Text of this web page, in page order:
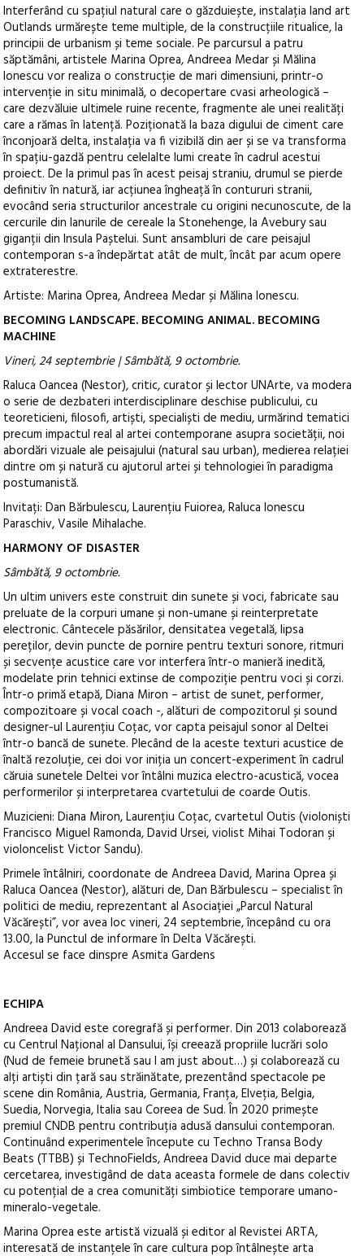
Interferând cu spațiul natural care o găzduiește, instalația land art
Outlands urmărește teme multiple, de la construcțiile ritualice, la
principii de urbanism și teme sociale. Pe parcursul a patru
săptămâni, artistele Marina Oprea, Andreea Medar și Mălina
Ionescu vor realiza o construcție de mari dimensiuni, printr-o
intervenție in situ minimală, o decopertare cvasi arheologică –
care dezvăluie ultimele ruine recente, fragmente ale unei realități
care a rămas în latență. Poziționată la baza digului de ciment care
înconjoară delta, instalația va fi vizibilă din aer și se va transforma
în spațiu-gazdă pentru celelalte lumi create în cadrul acestui
proiect. De la primul pas în acest peisaj straniu, drumul se pierde
definitiv în natură, iar acțiunea îngheață în contururi stranii,
evocând seria structurilor ancestrale cu origini necunoscute, de la
cercurile din lanurile de cereale la Stonehenge, la Avebury sau
giganții din Insula Paștelui. Sunt ansambluri de care peisajul
contemporan s-a îndepărtat atât de mult, încât par acum opere
extraterestre.
Artiste: Marina Oprea, Andreea Medar și Mălina Ionescu.
BECOMING LANDSCAPE. BECOMING ANIMAL. BECOMING
MACHINE
Vineri, 24 septembrie | Sâmbătă, 9 octombrie.
Raluca Oancea (Nestor), critic, curator și lector UNArte, va modera
o serie de dezbateri interdisciplinare deschise publicului, cu
teoreticieni, filosofi, artiști, specialiști de mediu, urmărind tematici
precum impactul real al artei contemporane asupra societății, noi
abordări vizuale ale peisajului (natural sau urban), medierea relației
dintre om și natură cu ajutorul artei și tehnologiei în paradigma
postumanistă.
Invitați: Dan Bărbulescu, Laurențiu Fuiorea, Raluca Ionescu
Paraschiv, Vasile Mihalache.
HARMONY OF DISASTER
Sâmbătă, 9 octombrie.
Un ultim univers este construit din sunete și voci, fabricate sau
preluate de la corpuri umane și non-umane și reinterpretate
electronic. Cântecele păsărilor, densitatea vegetală, lipsa
pereților, devin puncte de pornire pentru texturi sonore, ritmuri
și secvențe acustice care vor interfera într-o manieră inedită,
modelate prin tehnici extinse de compoziție pentru voci și corzi.
Într-o primă etapă, Diana Miron – artist de sunet, performer,
compozitoare și vocal coach -, alături de compozitorul și sound
designer-ul Laurențiu Coțac, vor capta peisajul sonor al Deltei
într-o bancă de sunete. Plecând de la aceste texturi acustice de
înaltă rezoluție, cei doi vor iniția un concert-experiment în cadrul
căruia sunetele Deltei vor întâlni muzica electro-acustică, vocea
performerilor și interpretarea cvartetului de coarde Outis.
Muzicieni: Diana Miron, Laurențiu Coțac, cvartetul Outis (violoniști
Francisco Miguel Ramonda, David Ursei, violist Mihai Todoran și
violoncelist Victor Sandu).
Primele întâlniri, coordonate de Andreea David, Marina Oprea și
Raluca Oancea (Nestor), alături de, Dan Bărbulescu – specialist în
politici de mediu, reprezentant al Asociației „Parcul Natural
Văcărești”, vor avea loc vineri, 24 septembrie, începând cu ora
13.00, la Punctul de informare în Delta Văcărești.
Accesul se face dinspre Asmita Gardens
ECHIPA
Andreea David este coregrafă și performer. Din 2013 colaborează
cu Centrul Național al Dansului, își creează propriile lucrări solo
(Nud de femeie brunetă sau I am just about…) și colaborează cu
alți artiști din țară sau străinătate, prezentând spectacole pe
scene din România, Austria, Germania, Franța, Elveția, Belgia,
Suedia, Norvegia, Italia sau Coreea de Sud. În 2020 primește
premiul CNDB pentru contribuția adusă dansului contemporan.
Continuând experimentele începute cu Techno Transa Body
Beats (TTBB) și TechnoFields, Andreea David duce mai departe
cercetarea, investigând de data aceasta formele de dans colectiv
cu potențial de a crea comunități simbiotice temporare umano-
mineralo-vegetale.
Marina Oprea este artistă vizuală și editor al Revistei ARTA,
interesată de instanțele în care cultura pop întâlnește arta